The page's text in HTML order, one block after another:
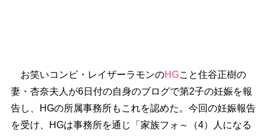
お笑いコンビ・レイザーラモンのHGこと住谷正樹の
妻・杏奈夫人が6日付の自身のブログで第2子の妊娠を報
告し、HGの所属事務所もこれを認めた。今回の妊娠報告
を受け、HGは事務所を通じ「家族フォ～（4）人になる